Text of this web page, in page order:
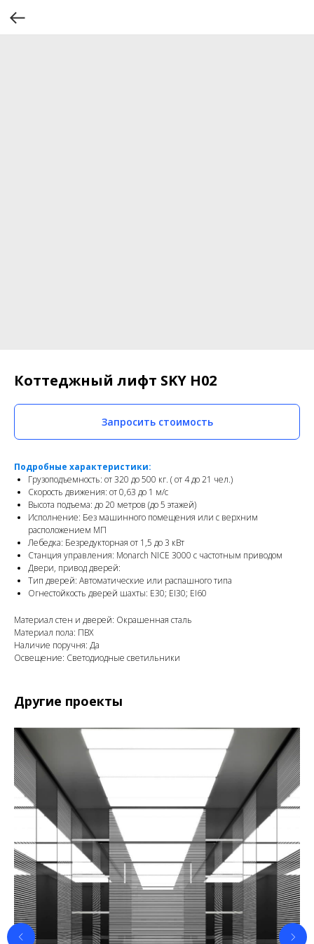
Коттеджный лифт SKY H02
Запросить стоимость
Подробные характеристики:
Грузоподъемность: от 320 до 500 кг. ( от 4 до 21 чел.)
Скорость движения: от 0,63 до 1 м/с
Высота подъема: до 20 метров (до 5 этажей)
Исполнение: Без машинного помещения или с верхним
расположением МП
Лебедка: Безредукторная от 1,5 до 3 кВт
Станция управления: Monarch NICE 3000 c частотным приводом
Двери, привод дверей:
Тип дверей: Автоматические или распашного типа
Огнестойкость дверей шахты: E30; EI30; EI60
Материал стен и дверей: Окрашенная сталь
Материал пола: ПВХ
Наличие поручня: Да
Освещение: Светодиодные светильники
Другие проекты